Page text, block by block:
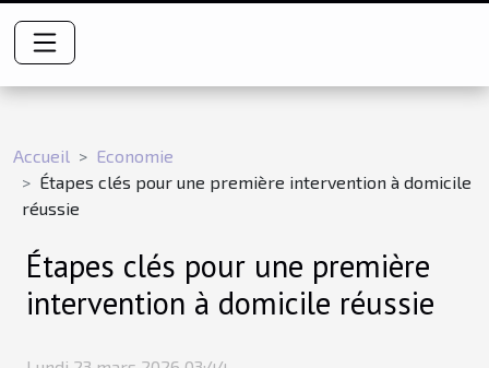
Accueil
Economie
Étapes clés pour une première intervention à domicile
réussie
Étapes clés pour une première
intervention à domicile réussie